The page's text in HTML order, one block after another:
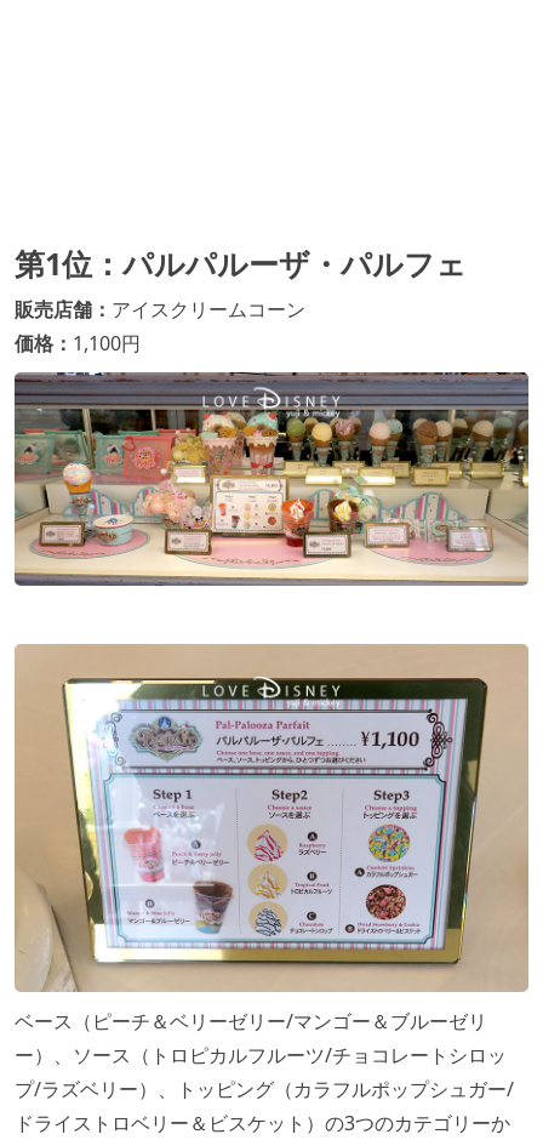
第1位：パルパルーザ・パルフェ
販売店舗： アイスクリームコーン
価格： 1,100円
ベース（ピーチ＆ベリーゼリー/マンゴー＆ブルーゼリ
ー）、ソース（トロピカルフルーツ/チョコレートシロッ
プ/ラズベリー）、トッピング（カラフルポップシュガー/
ドライストロベリー＆ビスケット）の3つのカテゴリーか